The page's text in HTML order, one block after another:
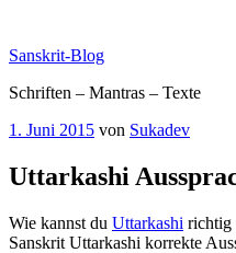
springen
Sanskrit-Blog
Schriften – Mantras – Texte
Veröffentlicht
1. Juni 2015 von Sukadev
Uttarkashi
Wie kannst du Uttarkashi richtig
Sanskrit Uttarkashi korrekte